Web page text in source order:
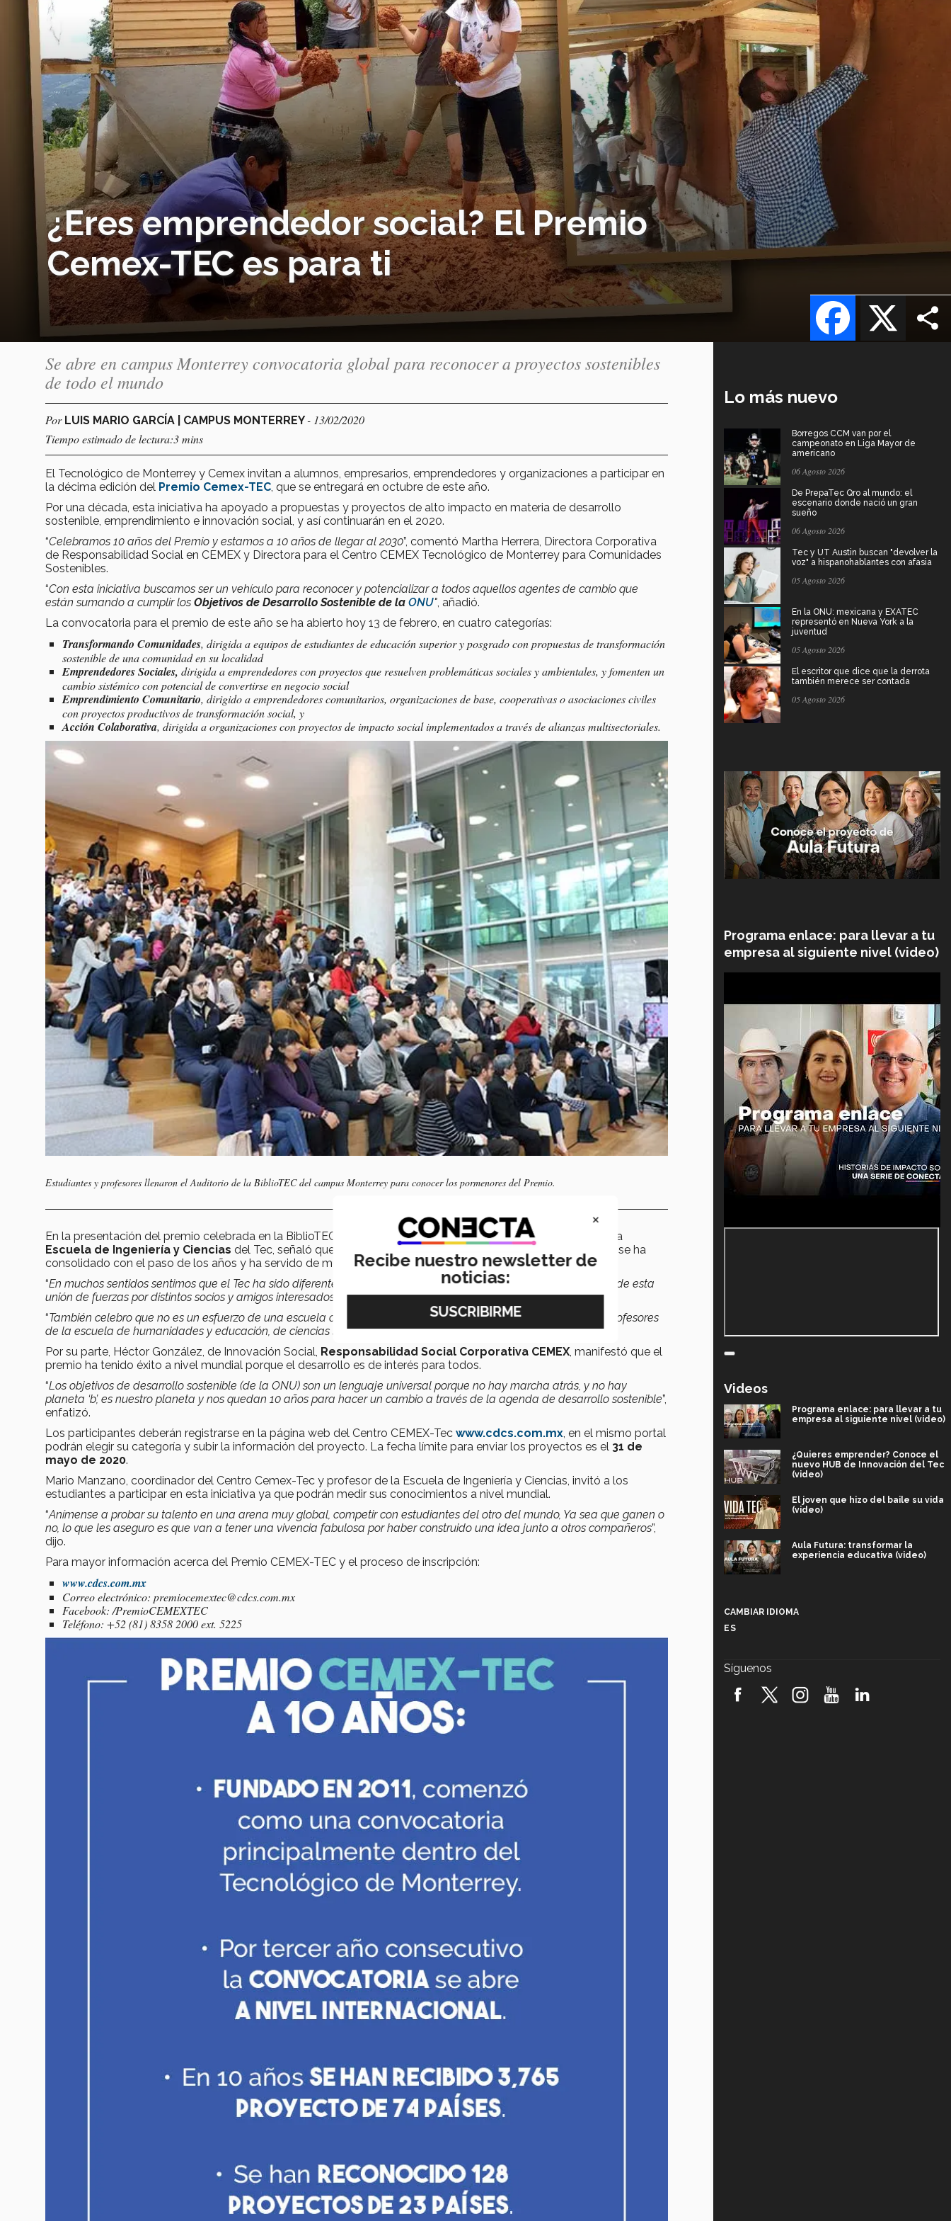
¿Eres emprendedor social? El Premio
Cemex-TEC es para ti
X
Facebook
Se abre en campus Monterrey convocatoria global para reconocer a proyectos sostenibles
de todo el mundo
Por LUIS MARIO GARCÍA | CAMPUS MONTERREY- 13/02/2020
Tiempo estimado de lectura:3 mins
El Tecnológico de Monterrey y Cemex invitan a alumnos, empresarios, emprendedores y organizaciones a participar en
la décima edición del Premio Cemex-TEC , que se entregará en octubre de este año.
Por una década, esta iniciativa ha apoyado a propuestas y proyectos de alto impacto en materia de desarrollo
sostenible, emprendimiento e innovación social, y así continuarán en el 2020.
“Celebramos 10 años del Premio y estamos a 10 años de llegar al 2030”, comentó Martha Herrera, Directora Corporativa
de Responsabilidad Social en CEMEX y Directora para el Centro CEMEX Tecnológico de Monterrey para Comunidades
Sostenibles.
“Con esta iniciativa buscamos ser un vehículo para reconocer y potencializar a todos aquellos agentes de cambio que
están sumando a cumplir los Objetivos de Desarrollo Sostenible de la ONU" , añadió.
La convocatoria para el premio de este año se ha abierto hoy 13 de febrero, en cuatro categorías:
Transformando Comunidades, dirigida a equipos de estudiantes de educación superior y posgrado con propuestas de transformación
sostenible de una comunidad en su localidad
Emprendedores Sociales, dirigida a emprendedores con proyectos que resuelven problemáticas sociales y ambientales, y fomenten un
cambio sistémico con potencial de convertirse en negocio social
Emprendimiento Comunitario, dirigido a emprendedores comunitarios, organizaciones de base, cooperativas o asociaciones civiles
con proyectos productivos de transformación social, y
Acción Colaborativa, dirigida a organizaciones con proyectos de impacto social implementados a través de alianzas multisectoriales.
Estudiantes y profesores llenaron el Auditorio de la BiblioTEC del campus Monterrey para conocer los pormenores del Premio.
En la presentación del premio celebrada en la BiblioTEC del campus Monterrey, Manuel Zertuche, decano de la
Escuela de Ingeniería y Ciencias del Tec, señaló que el premio, parte del Centro CEMEX-Tec de Monterrey, se ha
consolidado con el paso de los años y ha servido de mucho a la institución.
“En muchos sentidos sentimos que el Tec ha sido diferente a partir de éste premio, de ese lanzamiento del centro, de esta
unión de fuerzas por distintos socios y amigos interesados en el desarrollo comunitario sustentable.
“También celebro que no es un esfuerzo de una escuela o una disciplina. La realidad es que participan muchos profesores
de la escuela de humanidades y educación, de ciencias sociales y gobierno”, expresó.
Por su parte, Héctor González, de Innovación Social, Responsabilidad Social Corporativa CEMEX, manifestó que el
premio ha tenido éxito a nivel mundial porque el desarrollo es de interés para todos.
“Los objetivos de desarrollo sostenible (de la ONU) son un lenguaje universal porque no hay marcha atrás, y no hay
planeta ‘b’, es nuestro planeta y nos quedan 10 años para hacer un cambio a través de la agenda de desarrollo sostenible”,
enfatizó.
Los participantes deberán registrarse en la página web del Centro CEMEX-Tec www.cdcs.com.mx, en el mismo portal
podrán elegir su categoría y subir la información del proyecto. La fecha límite para enviar los proyectos es el 31 de
mayo de 2020.
Mario Manzano, coordinador del Centro Cemex-Tec y profesor de la Escuela de Ingeniería y Ciencias, invitó a los
estudiantes a participar en esta iniciativa ya que podrán medir sus conocimientos a nivel mundial.
“Anímense a probar su talento en una arena muy global, competir con estudiantes del otro del mundo, Ya sea que ganen o
no, lo que les aseguro es que van a tener una vivencia fabulosa por haber construido una idea junto a otros compañeros”,
dijo.
Para mayor información acerca del Premio CEMEX-TEC y el proceso de inscripción:
www.cdcs.com.mx
Correo electrónico: premiocemextec@cdcs.com.mx
Facebook: /PremioCEMEXTEC
Teléfono: +52 (81) 8358 2000 ext. 5225
Lo más nuevo
Borregos CCM van por el
campeonato en Liga Mayor de
americano
06 Agosto 2026
De PrepaTec Qro al mundo: el
escenario donde nació un gran
sueño
06 Agosto 2026
Tec y UT Austin buscan "devolver la
voz" a hispanohablantes con afasia
05 Agosto 2026
En la ONU: mexicana y EXATEC
representó en Nueva York a la
juventud
05 Agosto 2026
El escritor que dice que la derrota
también merece ser contada
05 Agosto 2026
Programa enlace: para llevar a tu
empresa al siguiente nivel (video)
Videos
Programa enlace: para llevar a tu
empresa al siguiente nivel (video)
¿Quieres emprender? Conoce el
nuevo HUB de Innovación del Tec
(video)
El joven que hizo del baile su vida
(video)
Aula Futura: transformar la
experiencia educativa (video)
robótica FIRST 2026! (video)
CAMBIAR IDIOMA
ES
Síguenos
×
Recibe nuestro newsletter de
noticias: